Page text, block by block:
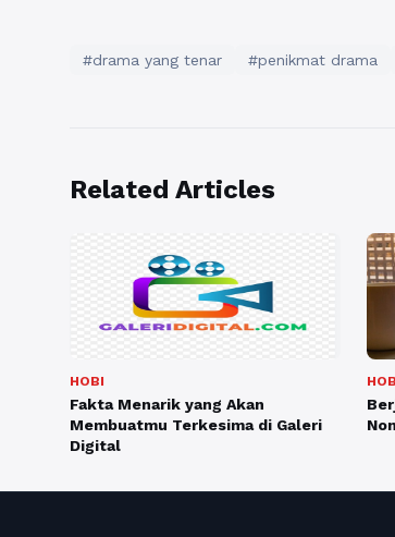
#drama yang tenar #penikmat drama
Related Articles
HOBI
Fakta Menarik yang Akan
Membuatmu Terkesima di Galeri
Digital